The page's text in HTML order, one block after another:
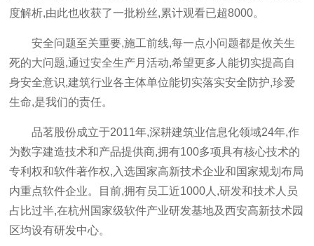
度解析,由此也收获了一批粉丝,累计观看已超8000。
安全问题至关重要,施工前线,每一点小问题都是攸关生
死的大问题,通过安全生产月活动,希望更多人能切实提高自
身安全意识,建筑行业各主体单位能切实落实安全防护,珍爱
生命,是我们的责任。
品茗股份成立于2011年,深耕建筑业信息化领域24年,作
为数字建造技术和产品提供商,拥有100多项具有核心技术的
专利权和软件著作权,入选国家高新技术企业和国家规划布局
内重点软件企业。目前,拥有员工近1000人,研发和技术人员
占比过半,在杭州国家级软件产业研发基地及西安高新技术园
区均设有研发中心。